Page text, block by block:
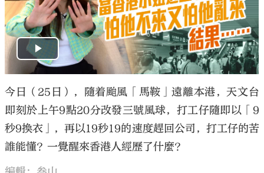
今日（25日），隨着颱風「馬鞍」遠離本港，天文台
即刻於上午9點20分改發三號風球，打工仔隨即以「9
秒9換衣」，再以19秒19的速度趕回公司，打工仔的苦
誰能懂？一覺醒來香港人經歷了什麼？